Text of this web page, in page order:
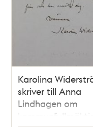
Karolina
skriver till Anna
Lindhagen om